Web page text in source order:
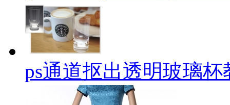
ps通道抠出透明玻璃杯